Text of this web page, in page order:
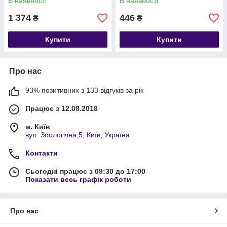
1 374 ₴
Купити
446 ₴
Купити
Про нас
93% позитивних з 133 відгуків за рік
Працює з 12.08.2018
м. Київ
вул. Зоологічна,5, Київ, Україна
Контакти
Сьогодні працює з 09:30 до 17:00
Показати весь графік роботи
Про нас